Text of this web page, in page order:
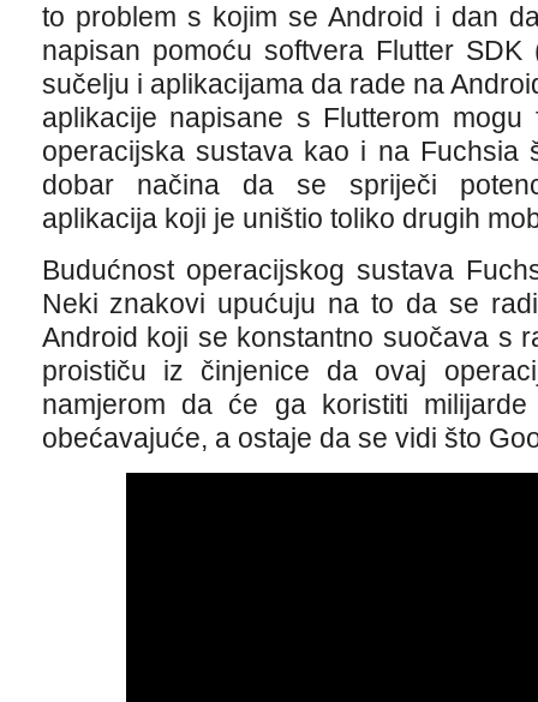
to problem s kojim se Android i dan
napisan pomoću softvera Flutter
sučelju i aplikacijama da rade na
aplikacije napisane s Flutterom
operacijska sustava kao i na Fuchsia
dobar načina da se spriječi
aplikacija koji je uništio toliko drugih
Budućnost operacijskog sustava
Neki znakovi upućuju na to da se
Android koji se konstantno suočava s
proističu iz činjenice da ovaj
namjerom da će ga koristiti
obećavajuće, a ostaje da se vidi što